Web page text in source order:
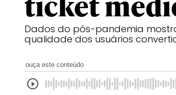
Dados do pós-pandemia
qualidade dos usuários
ouça este conteúdo